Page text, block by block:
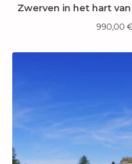
Zwerven in het hart
990,00